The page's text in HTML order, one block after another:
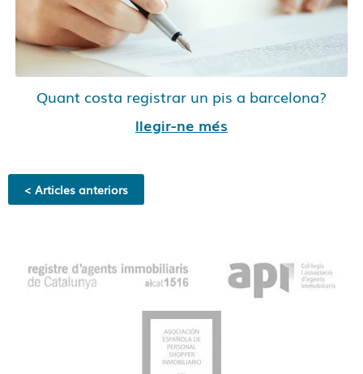
Quant costa registrar un pis a barcelona?
llegir-ne més
< Articles anteriors